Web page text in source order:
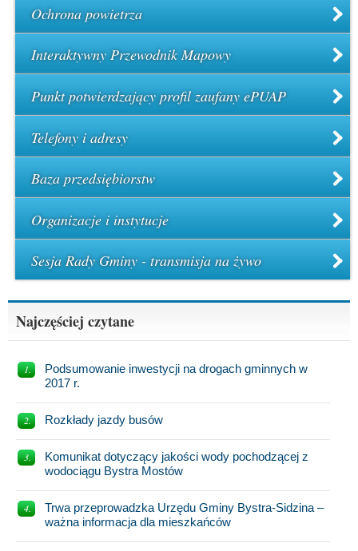
Ochrona powietrza
Interaktywny Przewodnik Mapowy
Punkt potwierdzający profil zaufany ePUAP
Telefony i adresy
Baza przedsiębiorstw
Organizacje i instytucje
Sesja Rady Gminy - transmisja na żywo
Najczęściej czytane
Podsumowanie inwestycji na drogach gminnych w
2017 r.
Rozkłady jazdy busów
Komunikat dotyczący jakości wody pochodzącej z
wodociągu Bystra Mostów
Trwa przeprowadzka Urzędu Gminy Bystra-Sidzina –
ważna informacja dla mieszkańców